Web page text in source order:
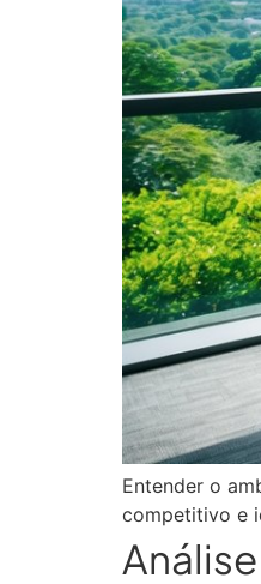
Entender o
competitivo e